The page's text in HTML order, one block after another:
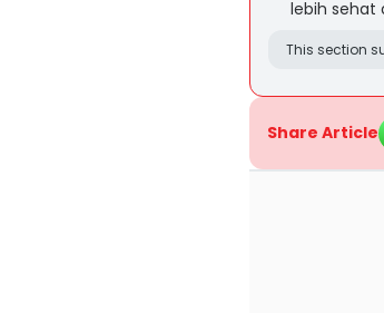
lebih sehat
This section
Share Article